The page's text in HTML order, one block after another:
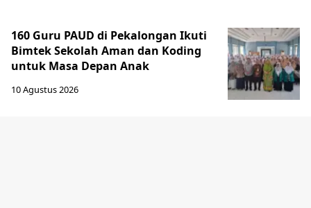
160 Guru PAUD di Pekalongan Ikuti
Bimtek Sekolah Aman dan Koding
untuk Masa Depan Anak
10 Agustus 2026